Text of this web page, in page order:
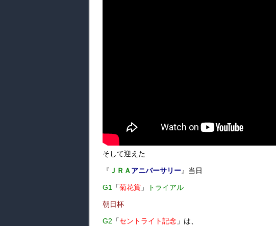
そして迎えた
『 ＪＲＡ アニバーサリー』当日
G1 「菊花賞 」 トライアル
朝日杯
G2 「セントライト記念 」は、